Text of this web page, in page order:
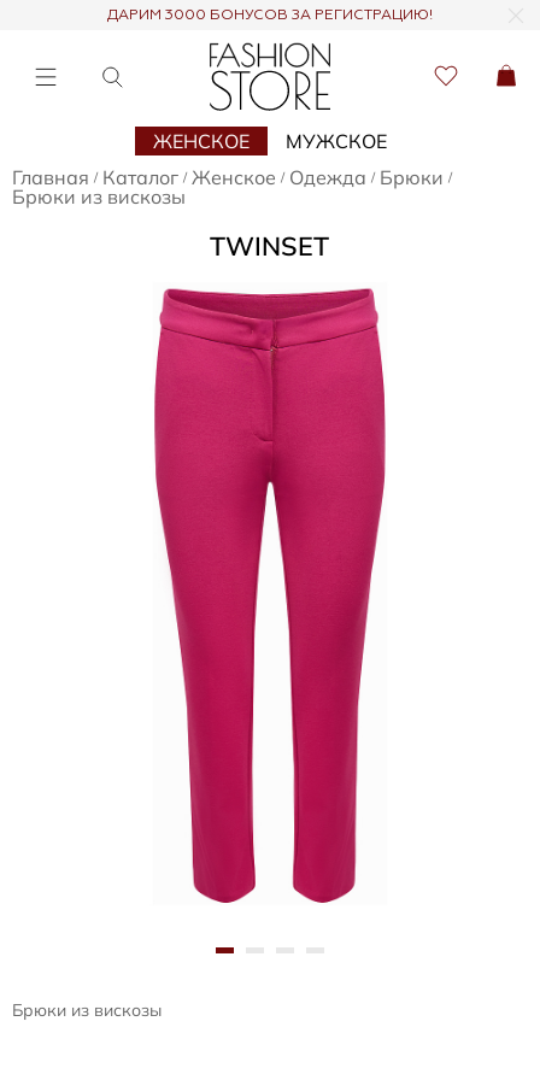
ДАРИМ 3000 БОНУСОВ ЗА РЕГИСТРАЦИЮ!
ЖЕНСКОЕ
МУЖСКОЕ
Главная / Каталог / Женское / Одежда / Брюки /
Брюки из вискозы
TWINSET
Брюки из вискозы